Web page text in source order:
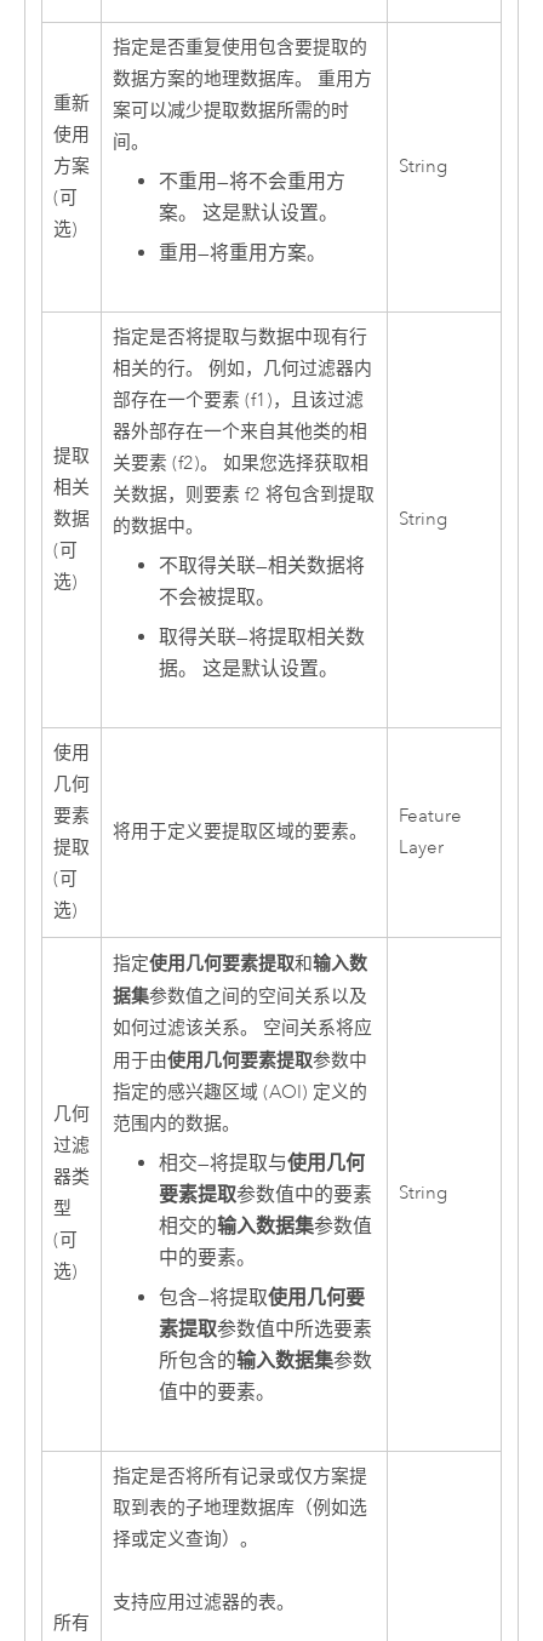
重新
使用
方案
(可
选)
指定是否重复使用包含要提取的
数据方案的地理数据库。 重用方
案可以减少提取数据所需的时
间。
不重用—将不会重用方
案。 这是默认设置。
重用—将重用方案。
String
提取
相关
数据
(可
选)
指定是否将提取与数据中现有行
相关的行。 例如，几何过滤器内
部存在一个要素 (f1)，且该过滤
器外部存在一个来自其他类的相
关要素 (f2)。 如果您选择获取相
关数据，则要素 f2 将包含到提取
的数据中。
不取得关联—相关数据将
不会被提取。
取得关联—将提取相关数
据。 这是默认设置。
String
使用
几何
要素
提取
(可
选)
将用于定义要提取区域的要素。
Feature
Layer
几何
过滤
器类
型
(可
选)
指定使用几何要素提取和输入数
据集参数值之间的空间关系以及
如何过滤该关系。 空间关系将应
用于由使用几何要素提取参数中
指定的感兴趣区域 (AOI) 定义的
范围内的数据。
相交—将提取与使用几何
要素提取参数值中的要素
相交的输入数据集参数值
中的要素。
包含—将提取使用几何要
素提取参数值中所选要素
所包含的输入数据集参数
值中的要素。
String
所有
指定是否将所有记录或仅方案提
取到表的子地理数据库（例如选
择或定义查询）。
支持应用过滤器的表。